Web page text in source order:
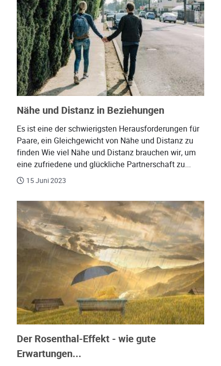
Nähe und Distanz in Beziehungen
Es ist eine der schwierigsten Herausforderungen für
Paare, ein Gleichgewicht von Nähe und Distanz zu
finden Wie viel Nähe und Distanz brauchen wir, um
eine zufriedene und glückliche Partnerschaft zu...
15 Juni 2023
Der Rosenthal-Effekt - wie gute
Erwartungen...